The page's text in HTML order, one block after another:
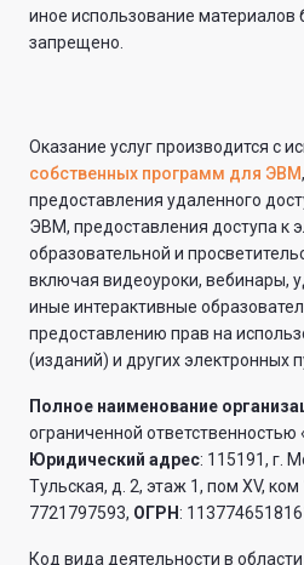
иное использование материалов
запрещено.
Оказание услуг производится с
собственных программ для ЭВМ
предоставления удаленного
ЭВМ, предоставления доступа к
образовательной и
включая видеоуроки, вебинары,
иные интерактивные
предоставлению прав на
(изданий) и других электронных
Полное наименование
ограниченной ответственностью
Юридический адрес: 115191, г.
Тульская, д. 2, этаж 1, пом XV,
7721797593, ОГРН:
Код вида деятельности в